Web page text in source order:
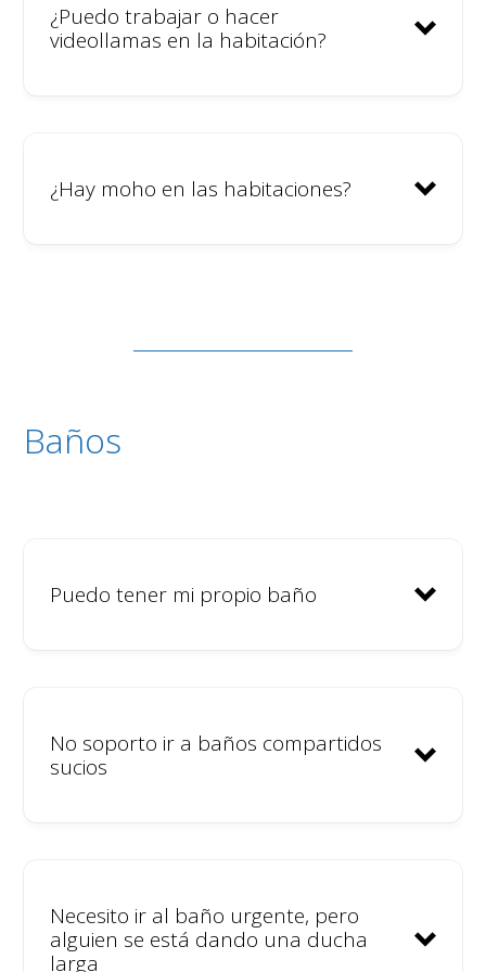
Disponemos de un sistema para
controlar el nivel de ruido en la
casa llamado Minut.
Te ayudaremos a denunciar
somos un alojamiento legal
Las personas responsables de
comunidad.
¿Puedo trabajar o hacer
videollamas en la habitación?
¿Hay moho en las habitaciones?
Baños
Puedo tener mi propio baño
No soporto ir a baños compartidos
sucios
Necesito ir al baño urgente, pero
alguien se está dando una ducha
larga